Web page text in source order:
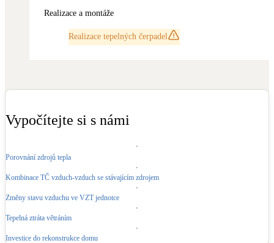
Pouze velké BESS
Stínicí technika
Rekuperace tepla odpadní vody
Šedá i černá odpadní voda
Doplňkové zdroje vytápění
Realizace a montáže
Realizace tepelných čerpadel
Vypočítejte si s námi
Porovnání zdrojů tepla
Kombinace TČ vzduch-vzduch se stávajícím zdrojem
Změny stavu vzduchu ve VZT jednotce
Tepelná ztráta větráním
Investice do rekonstrukce domu